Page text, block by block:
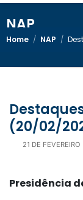
NAP
Home / NAP /
Destaques do Diário Oficial
(20/02/
21 DE
Presidência